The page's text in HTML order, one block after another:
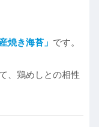
焼き海苔」 です。
、鶏めしとの相性